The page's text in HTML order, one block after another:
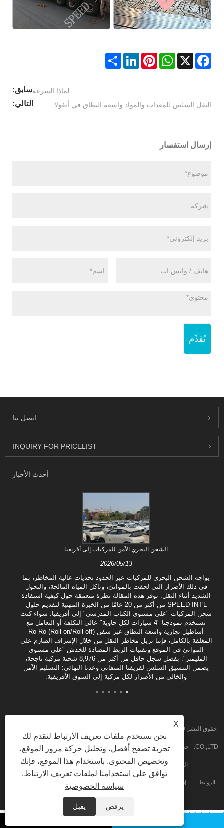
Facebook
X
WhatsApp
Pinterest
LinkedIn
Share
سابق:لماذا السرعة
التالي: النقل السلس للمعدات والمواد واسعة النطاق في أنغولا
إرسال استفسار
يُقدِّم
اتصل بنا
INQUIRY FOR PRICELIST
أحدث الأخبار
الشحن البحري الآمن للمركبات إلى أفريقيا
2026/05/13
يواجه الشحن البحري للمركبات عبر الحدود تحديات عالية المخاطر، بما
في ذلك الأضرار التي لحقت بالموانئ، وتآكل المياه المالحة، والتحول
الشديد أثناء النقل. توفر هذه المقالة نظرة متعمقة حول كيفية استفادة
SPEED INT'L من أكثر من 20 عامًا من الخبرة المهنية لتقديم حلول
شحن المركبات "على مستوى الكتاب المدرسي" إلى أفريقيا. سواء كنت
تستخدم نموذجنا "4 سيارات لكل حاوية" عالي التكلفة أو التعامل مع
أساطيل تجارية واسعة النطاق عبر سفن Ro-Ro (Roll-on/Roll-off)
المغلقة بالكامل، فإننا نزيل مخاطر النقل من خلال الإشراف الصارم على
الموانئ في الموقع وتقنيات الربط المضادة للخدش "على مستوى
المليمتر". بفضل سجل حافل من أكثر من 8,976 شحنة مركبة ناجحة،
يضمن التنسيق السلس لفريقنا المتفاني وعدنا النهائي: التسليم الآمن
والخالي من الأضرار لكل مركبة إلى السوق الأفريقية.
CO.,LTD. - خدمة التجميع في أنجولا، خدمة التجميع من الباب إلى الباب في أنجولا، تفكيك
الشحنات السائبة، خدمة التجميع في غانا جميع الحقوق محفوظة
الروابط Sitemap
Privacy Policy
/* 彻底隐藏顶部搜索框及其外层容器 */ .head-search-bg, .head-search { display:
none !important; }
X
نحن نستخدم ملفات تعريف الارتباط لنقدم لك
تجربة تصفح أفضل، وتحليل حركة مرور الموقع،
وتخصيص المحتوى. باستخدام هذا الموقع، فإنك
توافق على استخدامنا لملفات تعريف الارتباط.
سياسة الخصوصية
يرفض يقبل